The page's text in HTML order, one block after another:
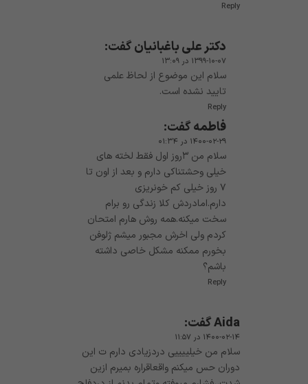
Reply
دکتر علی باغبانیانگفت:
۱۳۹۹-۱۰-۰۷ در ۱۳:۰۹
سلام این موضوع از لحاظ علمی
تایید نشده است.
Reply
فاطمهگفت:
۱۴۰۰-۰۲-۲۹ در ۰۱:۳۴
سلام من ۳روز اول فقط لخته های
خیلی وحشتناکی دارم و بعد از اون تا
۷ روز خیلی کم خونریزی
دارم.اما‌دردش کلا زندگی رو برام
سخت میکنه.همه روش هارم امتحان
کردم ولی اخرش مجبور میشم ژلوفن
بخورم ممکنه مشکل خاصی داشته
باشم؟
Reply
Aidaگفت:
۱۴۰۰-۰۲-۱۴ در ۱۱:۵۷
سلام من خیلییییی دردزیادی دارم ت این
دوران حس میکنم واقعاقراره بمیرم ازین